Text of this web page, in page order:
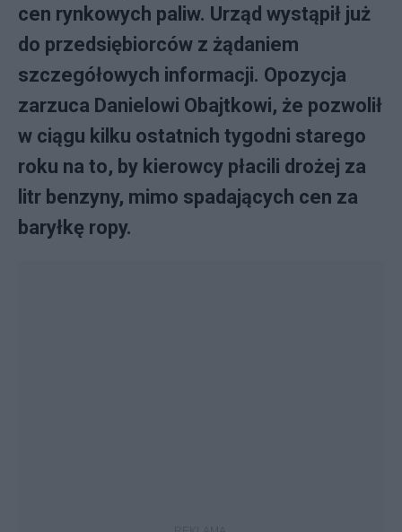
cen rynkowych paliw. Urząd wystąpił już
do przedsiębiorców z żądaniem
szczegółowych informacji. Opozycja
zarzuca Danielowi Obajtkowi, że pozwolił
w ciągu kilku ostatnich tygodni starego
roku na to, by kierowcy płacili drożej za
litr benzyny, mimo spadających cen za
baryłkę ropy.